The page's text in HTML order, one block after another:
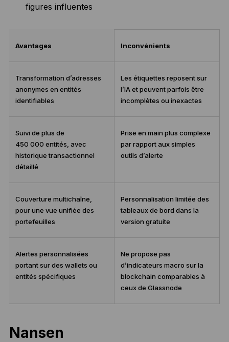
figures influentes
Avantages Inconvénients
Transformation d’adresses
anonymes en entités
identifiables
Les étiquettes reposent sur
l’IA et peuvent parfois être
incomplètes ou inexactes
Suivi de plus de
450 000 entités, avec
historique transactionnel
détaillé
Prise en main plus complexe
par rapport aux simples
outils d’alerte
Couverture multichaîne,
pour une vue unifiée des
portefeuilles
Personnalisation limitée des
tableaux de bord dans la
version gratuite
Alertes personnalisées
portant sur des wallets ou
entités spécifiques
Ne propose pas
d’indicateurs macro sur la
blockchain comparables à
ceux de Glassnode
Nansen